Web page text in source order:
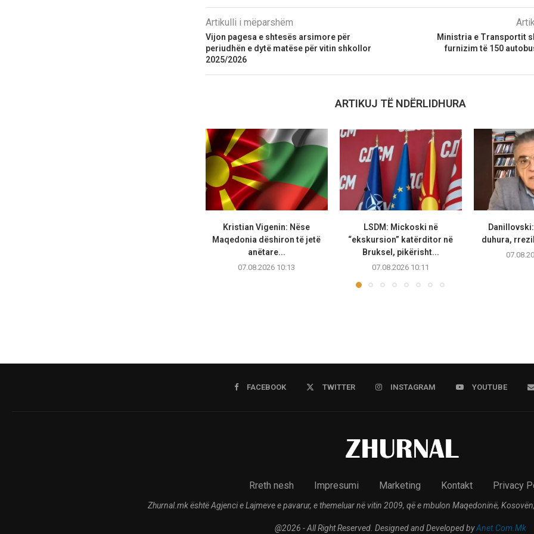
Artikulli i mëparshëm
Vijon pagesa e shtesës arsimore për
periudhën e dytë matëse për vitin shkollor
2025/2026
Ministria e Transportit
furnizim të 150
ARTIKUJ TË NDËRLIDHURA
Kristian Vigenin: Nëse
Maqedonia dëshiron të jetë
anëtare...
07.08.2026 10:13
LSDM: Mickoski në
“ekskursion” katërditor në
Bruksel, pikërisht...
07.08.2026 10:11
duhura,
FACEBOOK TWITTER INSTAGRAM YOUTUBE
Rreth nesh Impresumi Marketing Kontakt Privacy
Zhurnal.mk është Agjenci e Lajmeve e pavarur, e themeluar në vitin 2009, që e mbulon Maqedoninë,
@2026 - All Right Reserved. Designed and Developed byAnet.Com.Mk